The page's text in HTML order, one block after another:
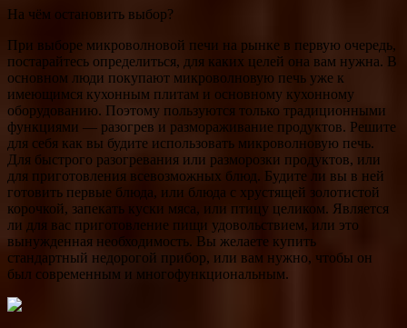
На чём остановить выбор?
При выборе микроволновой печи на рынке в первую очередь,
постарайтесь определиться, для каких целей она вам нужна. В
основном люди покупают микроволновую печь уже к
имеющимся кухонным плитам и основному кухонному
оборудованию. Поэтому пользуются только традиционными
функциями — разогрев и размораживание продуктов. Решите
для себя как вы будите использовать микроволновую печь.
Для быстрого разогревания или разморозки продуктов, или
для приготовления всевозможных блюд. Будите ли вы в ней
готовить первые блюда, или блюда с хрустящей золотистой
корочкой, запекать куски мяса, или птицу целиком. Является
ли для вас приготовление пищи удовольствием, или это
вынужденная необходимость. Вы желаете купить
стандартный недорогой прибор, или вам нужно, чтобы он
был современным и многофункциональным.